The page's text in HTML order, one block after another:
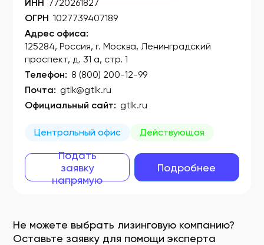
Не можете выбрать лизинговую компанию?
Оставьте заявку для помощи эксперта
ИНН 7720261827
ОГРН 1027739407189
Адрес офиса:
125284, Россия, г. Москва, Ленинградский
проспект, д. 31 а, стр. 1
Телефон: 8 (800) 200-12-99
Почта: gtlk@gtlk.ru
Официальный сайт: gtlk.ru
Центральный офис Действующая
Подать
заявку
напрямую
Подробнее